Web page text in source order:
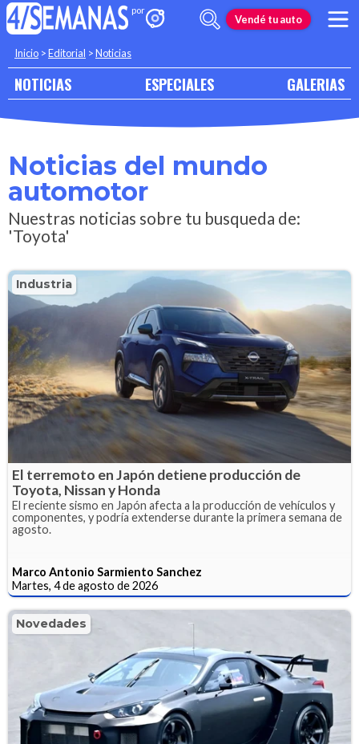
Vendé tu auto
Inicio >Editorial >Noticias
NOTICIAS ESPECIALES GALERIAS
Noticias del mundo
automotor
Nuestras noticias sobre tu busqueda de:
'Toyota'
Industria
El terremoto en Japón detiene producción de
Toyota, Nissan y Honda
El reciente sismo en Japón afecta a la producción de vehículos y
componentes, y podría extenderse durante la primera semana de
agosto.
Marco Antonio Sarmiento Sanchez
Martes, 4 de agosto de 2026
Novedades